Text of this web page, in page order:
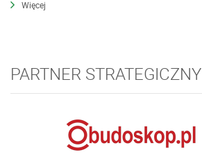
Więcej
PARTNER STRATEGICZNY